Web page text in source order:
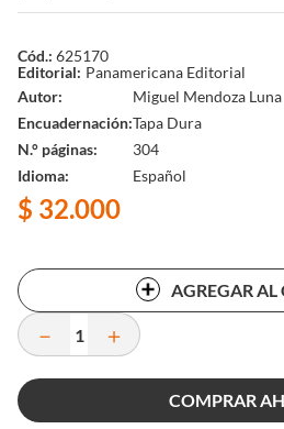
Panamericana Editorial
625170
Autor
Encuadernación
N.° páginas
Idioma
Miguel Mendoza Luna
Tapa Dura
304
Español
$ 32.000
AGREGAR AL
＋
－
COMPRAR